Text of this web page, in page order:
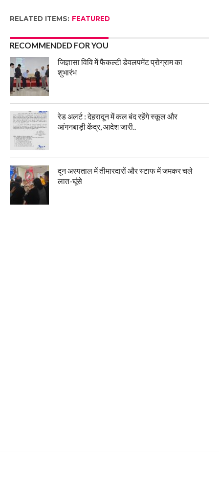
RELATED ITEMS: FEATURED
RECOMMENDED FOR YOU
जिज्ञासा विवि में फैकल्टी डेवलपमेंट प्रोग्राम का
शुभारंभ
रेड अलर्ट : देहरादून में कल बंद रहेंगे स्कूल और
आंगनबाड़ी केंद्र, आदेश जारी..
दून अस्पताल में तीमारदारों और स्टाफ में जमकर चले
लात-घूंसे